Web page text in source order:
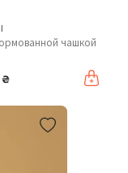
чашкой
₴